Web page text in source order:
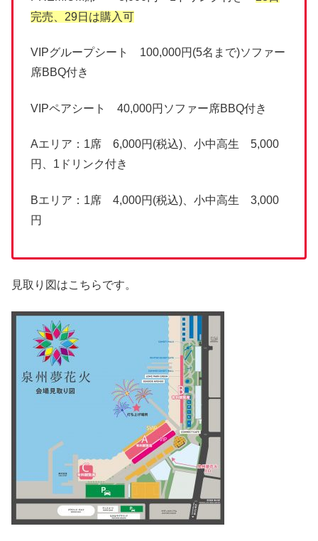
完売、29日は購入可
VIPグループシート 100,000円(5名まで)ソファー
席BBQ付き
VIPペアシート 40,000円ソファー席BBQ付き
Aエリア：1席 6,000円(税込)、小中高生 5,000
円、1ドリンク付き
Bエリア：1席 4,000円(税込)、小中高生 3,000
円
見取り図はこちらです。